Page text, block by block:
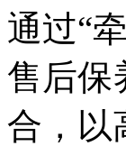
通过“
售后保
合，以